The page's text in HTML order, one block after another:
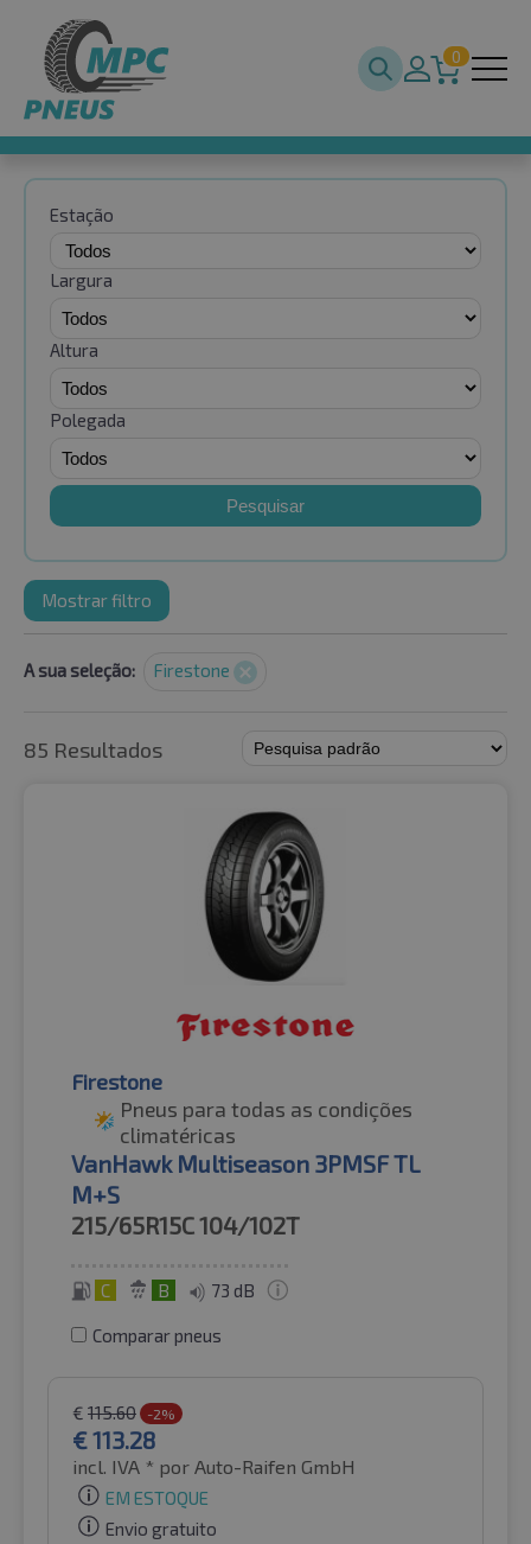
0
Estação
Largura
Altura
Polegada
Pesquisar
Mostrar filtro
A sua seleção: Firestone
85 Resultados
Firestone
Pneus para todas as condições
climatéricas
VanHawk Multiseason 3PMSF TL
M+S
215/65R15C104/102T
C B 73 dB
Comparar pneus
€ 115.60 -2%
€113.28
incl. IVA * por Auto-Raifen GmbH
EM ESTOQUE
Envio gratuito